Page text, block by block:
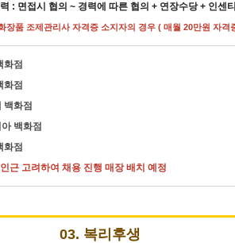
: 면접시 협의 ~ 경력에 따른 협의 + 연장수당 + 인센
장품 조제관리사 자격증 소지자의 경우 ( 매월 20만원 자격
화점
화점
백화점
백화점
화점
근 고려하여 채용 진행 매장 배치 예정
03. 복리후생